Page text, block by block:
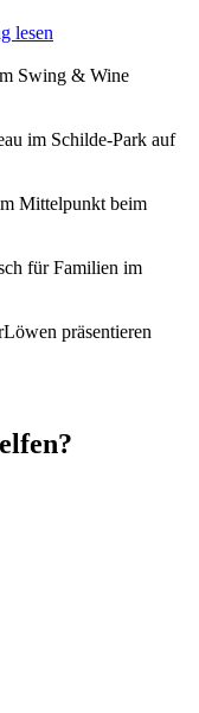
lesen
Swing & Wine
im Schilde-Park auf
Mittelpunkt beim
für Familien im
präsentieren